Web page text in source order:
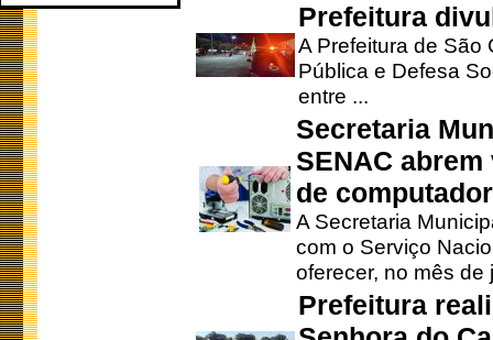
Prefeitura
A Prefeitura de São
Pública e Defesa
entre ...
Secretaria
SENAC
de
A Secretaria
com o Serviço
oferecer, no mês de
Prefeitura